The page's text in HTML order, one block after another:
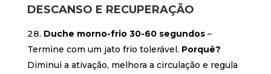
DESCANSO E RECUPERAÇÃO
Duche morno-frio 30-60 segundos–
Termine com um jato frio tolerável. Porquê?
Diminui a ativação, melhora a circulação e regula